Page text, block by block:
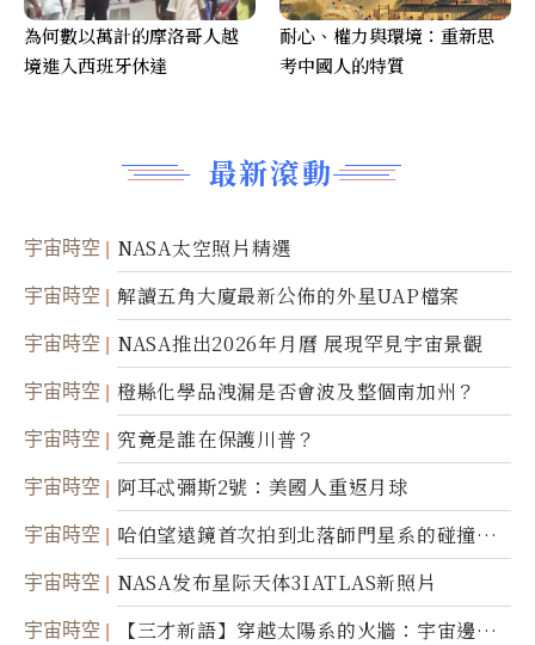
最新滾動
宇宙時空 NASA太空照片精選
宇宙時空 解讀五角大廈最新公佈的外星UAP檔案
宇宙時空 NASA推出2026年月曆 展現罕見宇宙景觀
宇宙時空 橙縣化學品洩漏是否會波及整個南加州？
宇宙時空 究竟是誰在保護川普？
宇宙時空 阿耳忒彌斯2號：美國人重返月球
宇宙時空
哈伯望遠鏡首次拍到北落師門星系的碰撞與
爆炸
宇宙時空 NASA发布星际天体3IATLAS新照片
宇宙時空
【三才新語】穿越太陽系的火牆：宇宙邊界
為何數以萬計的摩洛哥人越
境進入西班牙休達
耐心、權力與環境：重新思
考中國人的特質